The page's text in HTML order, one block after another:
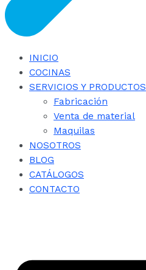
INICIO
COCINAS
SERVICIOS Y PRODUCTOS
Fabricación
Venta de material
Maquilas
NOSOTROS
BLOG
CATÁLOGOS
CONTACTO